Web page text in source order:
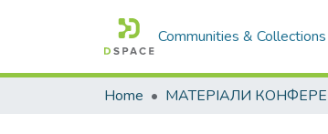
Communities & Collections
Home